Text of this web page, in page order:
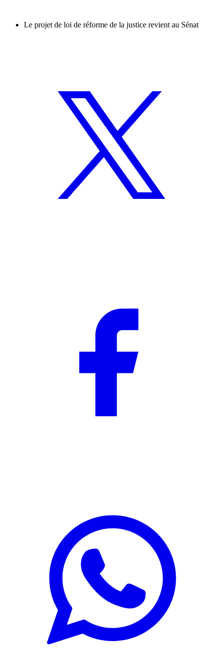
Le projet de loi de réforme de la justice revient au Sénat